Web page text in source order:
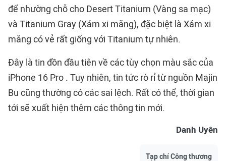
để nhường chỗ cho Desert Titanium (Vàng sa mạc)
và Titanium Gray (Xám xi măng), đặc biệt là Xám xi
măng có vẻ rất giống với Titanium tự nhiên.
Đây là tin đồn đầu tiên về các tùy chọn màu sắc của
iPhone 16 Pro . Tuy nhiên, tin tức rò rỉ từ nguồn Majin
Bu cũng thường có các sai lệch. Rất có thể, thời gian
tới sẽ xuất hiện thêm các thông tin mới.
Danh Uyên
Tạp chí Công thương